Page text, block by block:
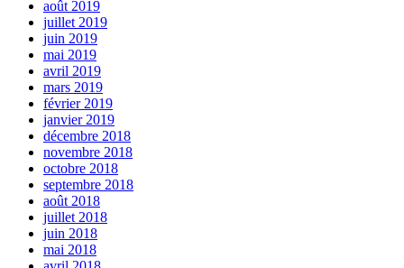
août 2019
juillet 2019
juin 2019
mai 2019
avril 2019
mars 2019
février 2019
janvier 2019
décembre 2018
novembre 2018
octobre 2018
septembre 2018
août 2018
juillet 2018
juin 2018
mai 2018